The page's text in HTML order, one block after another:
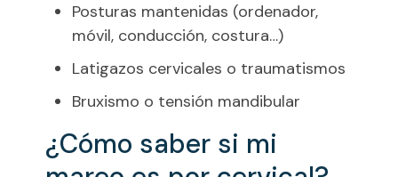
Posturas mantenidas (ordenador,
móvil, conducción, costura…)
Latigazos cervicales o traumatismos
Bruxismo o tensión mandibular
¿Cómo saber si mi